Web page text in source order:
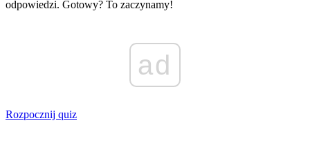
odpowiedzi. Gotowy? To zaczynamy!
ad
Rozpocznij quiz